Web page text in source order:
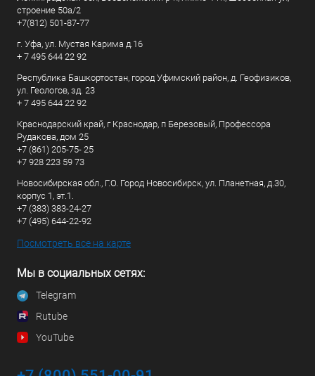
строение 50а/2
+7(812) 501-87-77
г. Уфа, ул. Мустая Карима д.16
+ 7 495 644 22 92
Республика Башкортостан, город Уфимский район, д. Геофизиков,
ул. Геологов, зд. 23
+ 7 495 644 22 92
Краснодарский край, г Краснодар, п Березовый, Профессора
Рудакова, дом 25
+7 (861) 205-75- 25
+7 928 223 59 73
Новосибирская обл., Г.О. Город Новосибирск, ул. Планетная, д.30,
корпус 1, эт.1.
+7 (383) 383-24-27
+7 (495) 644-22-92
Посмотреть все на карте
Мы в социальных сетях:
Telegram
Rutube
YouTube